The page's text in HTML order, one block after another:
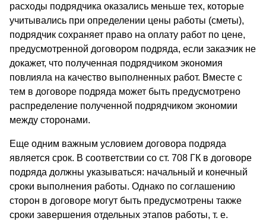
расходы подрядчика оказались меньше тех, которые
учитывались при определении цены работы (сметы),
подрядчик сохраняет право на оплату работ по цене,
предусмотренной договором подряда, если заказчик не
докажет, что полученная подрядчиком экономия
повлияла на качество выполненных работ. Вместе с
тем в договоре подряда может быть предусмотрено
распределение полученной подрядчиком экономии
между сторонами.
Еще одним важным условием договора подряда
является срок. В соответствии со ст. 708 ГК в договоре
подряда должны указываться: начальный и конечный
сроки выполнения работы. Однако по соглашению
сторон в договоре могут быть предусмотрены также
сроки завершения отдельных этапов работы, т. е.